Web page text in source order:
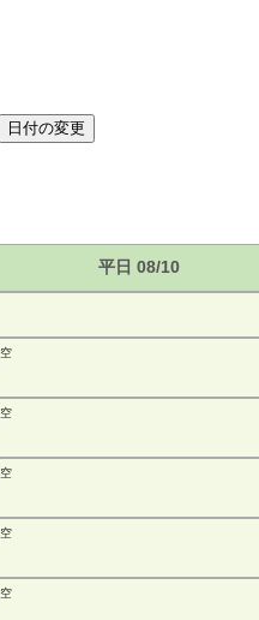
日付の変更
平日 08/10
空
空
空
空
空